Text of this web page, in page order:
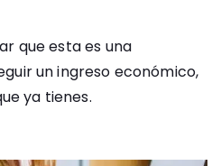
que esta es una
un ingreso económico,
ya tienes.